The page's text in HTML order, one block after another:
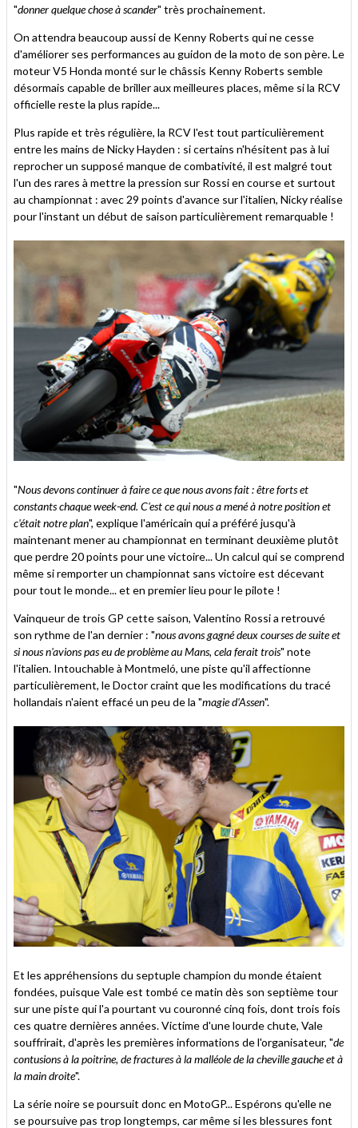
"donner quelque chose à scander" très prochainement.
On attendra beaucoup aussi de Kenny Roberts qui ne cesse
d'améliorer ses performances au guidon de la moto de son père. Le
moteur V5 Honda monté sur le châssis Kenny Roberts semble
désormais capable de briller aux meilleures places, même si la RCV
officielle reste la plus rapide...
Plus rapide et très régulière, la RCV l'est tout particulièrement
entre les mains de Nicky Hayden : si certains n'hésitent pas à lui
reprocher un supposé manque de combativité, il est malgré tout
l'un des rares à mettre la pression sur Rossi en course et surtout
au championnat : avec 29 points d'avance sur l'italien, Nicky réalise
pour l'instant un début de saison particulièrement remarquable !
"Nous devons continuer à faire ce que nous avons fait : être forts et
constants chaque week-end. C'est ce qui nous a mené à notre position et
c'était notre plan", explique l'américain qui a préféré jusqu'à
maintenant mener au championnat en terminant deuxième plutôt
que perdre 20 points pour une victoire... Un calcul qui se comprend
même si remporter un championnat sans victoire est décevant
pour tout le monde... et en premier lieu pour le pilote !
Vainqueur de trois GP cette saison, Valentino Rossi a retrouvé
son rythme de l'an dernier : "nous avons gagné deux courses de suite et
si nous n'avions pas eu de problème au Mans, cela ferait trois" note
l'italien. Intouchable à Montmeló, une piste qu'il affectionne
particulièrement, le Doctor craint que les modifications du tracé
hollandais n'aient effacé un peu de la "magie d'Assen".
Et les appréhensions du septuple champion du monde étaient
fondées, puisque Vale est tombé ce matin dès son septième tour
sur une piste qui l'a pourtant vu couronné cinq fois, dont trois fois
ces quatre dernières années. Victime d'une lourde chute, Vale
souffrirait, d'après les premières informations de l'organisateur, "de
contusions à la poitrine, de fractures à la malléole de la cheville gauche et à
la main droite".
La série noire se poursuit donc en MotoGP... Espérons qu'elle ne
se poursuive pas trop longtemps, car même si les blessures font